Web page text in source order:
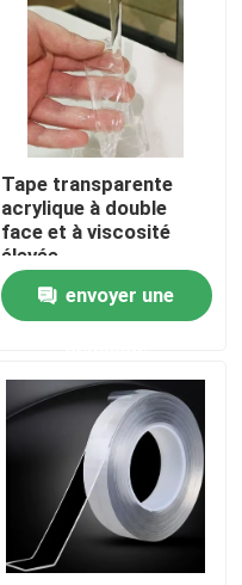
Tape transparente
acrylique à double
face et à viscosité
élevée
envoyer une